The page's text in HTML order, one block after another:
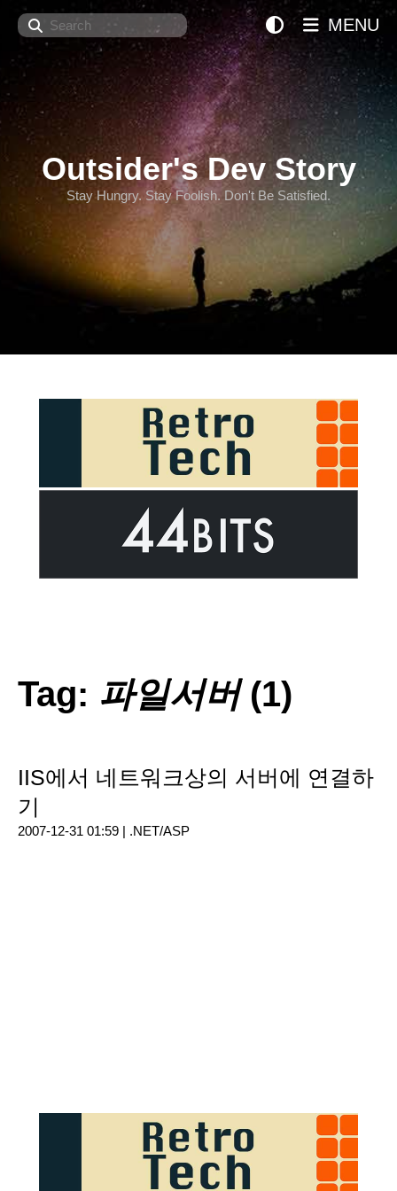
Search
Outsider's Dev Story
Stay Hungry. Stay Foolish. Don't Be Satisfied.
MENU
Tag: 파일서버(1)
IIS에서 네트워크상의 서버에 연결하
기
2007-12-31 01:59 | .NET/ASP